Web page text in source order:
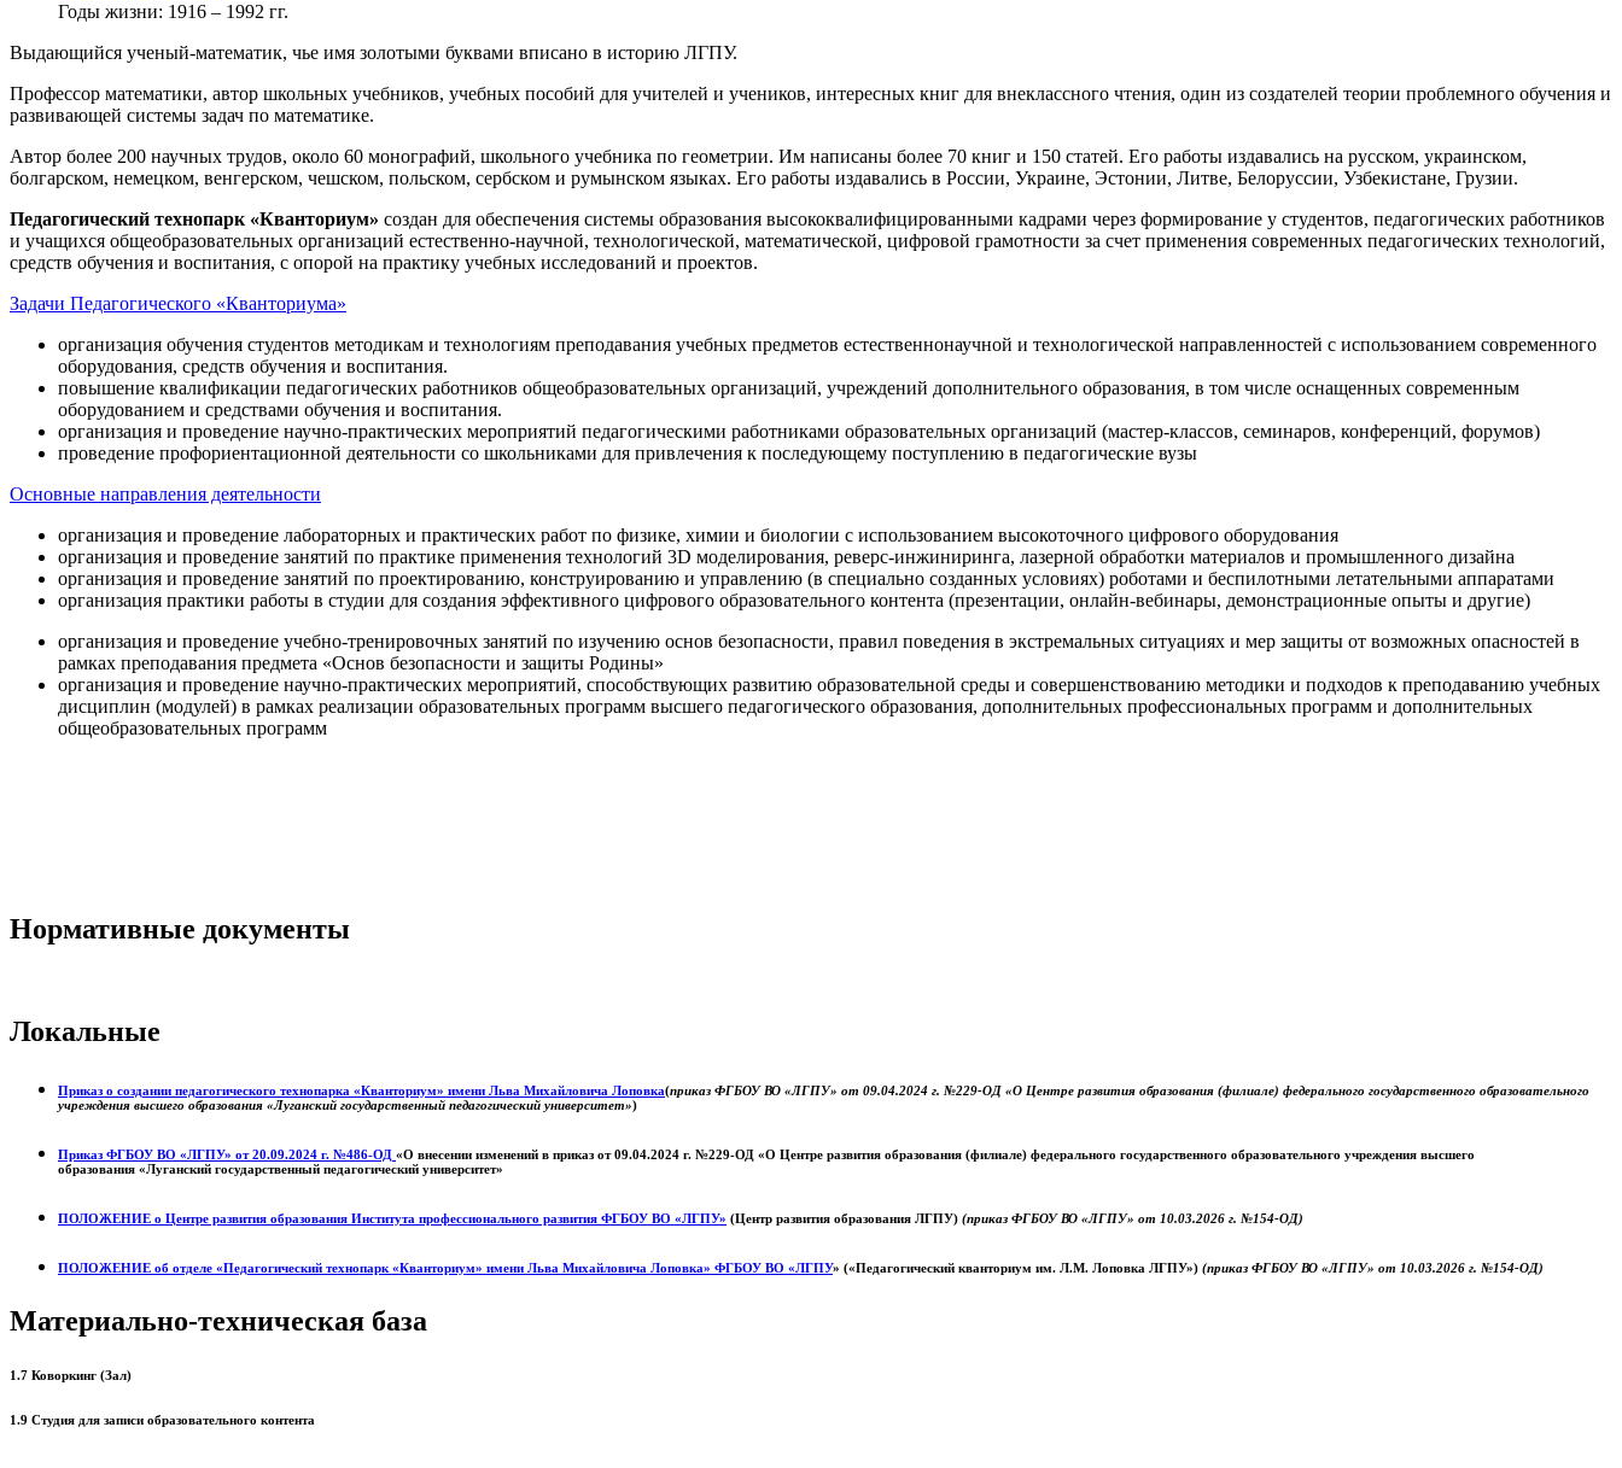
Годы жизни: 1916 – 1992 гг.
Выдающийся ученый-математик, чье имя золотыми буквами вписано в историю ЛГПУ.
Профессор математики, автор школьных учебников, учебных пособий для учителей и учеников, интересных книг для внеклассного чтения, один из создателей теории проблемного обучения и
развивающей системы задач по математике.
Автор более 200 научных трудов, около 60 монографий, школьного учебника по геометрии. Им написаны более 70 книг и 150 статей. Его работы издавались на русском, украинском,
болгарском, немецком, венгерском, чешском, польском, сербском и румынском языках. Его работы издавались в России, Украине, Эстонии, Литве, Белоруссии, Узбекистане, Грузии.
Педагогический технопарк «Кванториум» создан для обеспечения системы образования высококвалифицированными кадрами через формирование у студентов, педагогических работников
и учащихся общеобразовательных организаций естественно-научной, технологической, математической, цифровой грамотности за счет применения современных педагогических технологий,
средств обучения и воспитания, с опорой на практику учебных исследований и проектов.
Задачи Педагогического «Кванториума»
организация обучения студентов методикам и технологиям преподавания учебных предметов естественнонаучной и технологической направленностей с использованием современного
оборудования, средств обучения и воспитания.
повышение квалификации педагогических работников общеобразовательных организаций, учреждений дополнительного образования, в том числе оснащенных современным
оборудованием и средствами обучения и воспитания.
организация и проведение научно-практических мероприятий педагогическими работниками образовательных организаций (мастер-классов, семинаров, конференций, форумов)
проведение профориентационной деятельности со школьниками для привлечения к последующему поступлению в педагогические вузы
Основные направления деятельности
организация и проведение лабораторных и практических работ по физике, химии и биологии с использованием высокоточного цифрового оборудования
организация и проведение занятий по практике применения технологий 3D моделирования, реверс-инжиниринга, лазерной обработки материалов и промышленного дизайна
организация и проведение занятий по проектированию, конструированию и управлению (в специально созданных условиях) роботами и беспилотными летательными аппаратами
организация практики работы в студии для создания эффективного цифрового образовательного контента (презентации, онлайн-вебинары, демонстрационные опыты и другие)
организация и проведение учебно-тренировочных занятий по изучению основ безопасности, правил поведения в экстремальных ситуациях и мер защиты от возможных опасностей в
рамках преподавания предмета «Основ безопасности и защиты Родины»
организация и проведение научно-практических мероприятий, способствующих развитию образовательной среды и совершенствованию методики и подходов к преподаванию учебных
дисциплин (модулей) в рамках реализации образовательных программ высшего педагогического образования, дополнительных профессиональных программ и дополнительных
общеобразовательных программ
Нормативные документы
Локальные
Приказ о создании педагогического технопарка «Кванториум» имени Льва Михайловича Лоповка(приказ ФГБОУ ВО «ЛГПУ» от 09.04.2024 г. №229-ОД «О Центре развития образования (филиале) федерального государственного образовательного
учреждения высшего образования «Луганский государственный педагогический университет»)
Приказ ФГБОУ ВО «ЛГПУ» от 20.09.2024 г. №486-ОД «О внесении изменений в приказ от 09.04.2024 г. №229-ОД «О Центре развития образования (филиале) федерального государственного образовательного учреждения высшего
образования «Луганский государственный педагогический университет»
ПОЛОЖЕНИЕ о Центре развития образования Института профессионального развития ФГБОУ ВО «ЛГПУ» (Центр развития образования ЛГПУ) (приказ ФГБОУ ВО «ЛГПУ» от 10.03.2026 г. №154-ОД)
ПОЛОЖЕНИЕ об отделе «Педагогический технопарк «Кванториум» имени Льва Михайловича Лоповка» ФГБОУ ВО «ЛГПУ» («Педагогический кванториум им. Л.М. Лоповка ЛГПУ») (приказ ФГБОУ ВО «ЛГПУ» от 10.03.2026 г. №154-ОД)
Материально-техническая база
1.7 Коворкинг (Зал)
1.9 Студия для записи образовательного контента